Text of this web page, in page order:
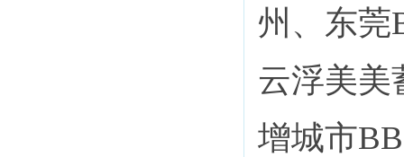
州、东莞
云浮美美
增城市